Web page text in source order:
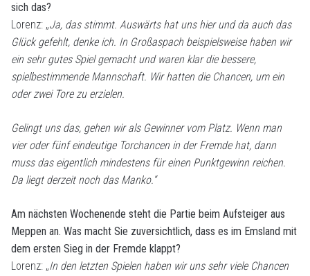
sich das?
Lorenz: „Ja, das stimmt. Auswärts hat uns hier und da auch das
Glück gefehlt, denke ich. In Großaspach beispielsweise haben wir
ein sehr gutes Spiel gemacht und waren klar die bessere,
spielbestimmende Mannschaft. Wir hatten die Chancen, um ein
oder zwei Tore zu erzielen.
Gelingt uns das, gehen wir als Gewinner vom Platz. Wenn man
vier oder fünf eindeutige Torchancen in der Fremde hat, dann
muss das eigentlich mindestens für einen Punktgewinn reichen.
Da liegt derzeit noch das Manko.“
Am nächsten Wochenende steht die Partie beim Aufsteiger aus
Meppen an. Was macht Sie zuversichtlich, dass es im Emsland mit
dem ersten Sieg in der Fremde klappt?
Lorenz: „In den letzten Spielen haben wir uns sehr viele Chancen